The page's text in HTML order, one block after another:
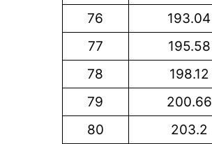
76
193.04
77
195.58
78
198.12
79
200.66
80
203.2